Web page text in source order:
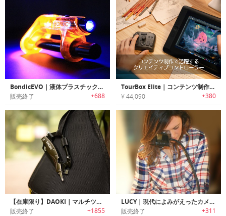
BondicEVO｜液体プラスチック溶接剤「ボンディックエボ」
販売終了 +688
TourBox Elite｜コンテンツ制作で活躍するクリエイティブコントローラー「ツアーボックスエリート」
¥ 44,090 +380
【在庫限り】DAOKI｜マルチツール搭載7イン1サバイバルカラビナ
販売終了 +1855
LUCY｜現代によみがえったカメラ・ルシーダ(ペインティング補助光学装置)「ルーシー」
販売終了 +311